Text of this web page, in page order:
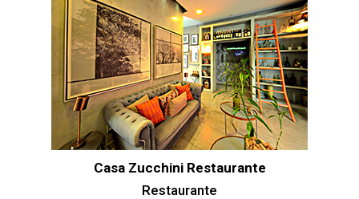
Casa Zucchini Restaurante
Restaurante